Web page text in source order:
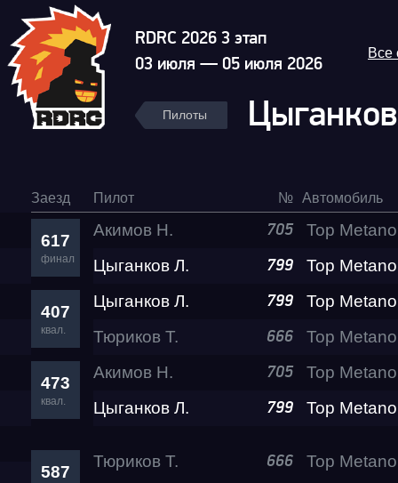
RDRC 2026 3 этап
03 июля — 05 июля 2026
Все
Пилоты
Заезд Пилот № Автомобиль
617
финал
Акимов Н. 705
Цыганков Л. 799
407
квал.
Цыганков Л. 799
Тюриков Т. 666
473
квал.
Акимов Н. 705
Цыганков Л. 799
587
Тюриков Т. 666